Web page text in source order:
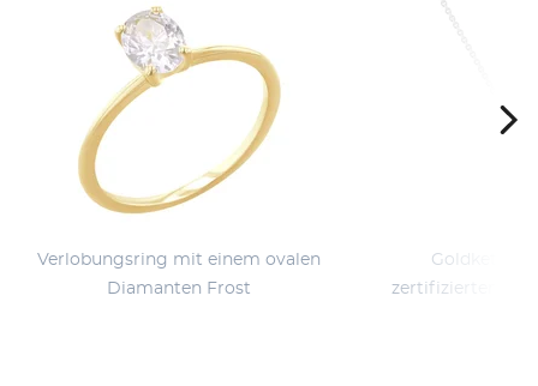
Verlobungsring mit einem ovalen
Diamanten Frost
Goldkette
zertifiziertem